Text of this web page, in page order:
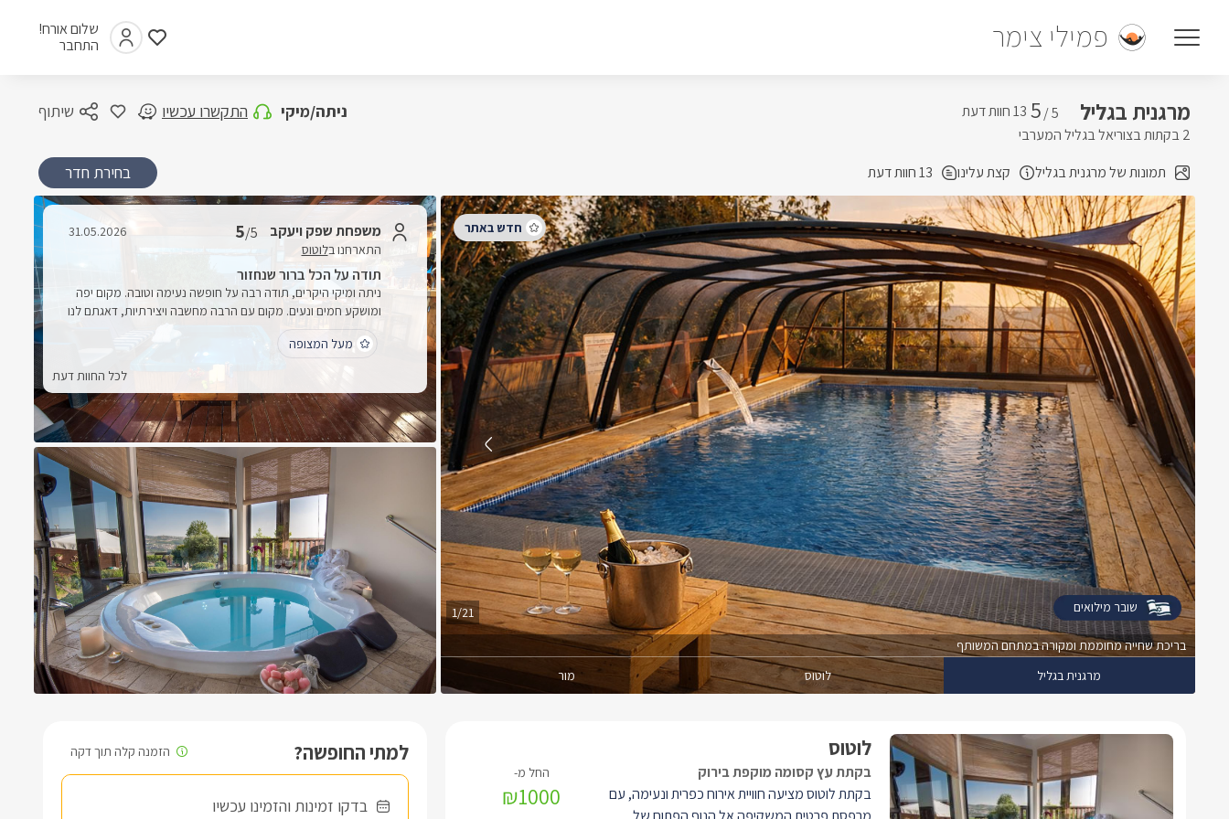
פמילי צימר
שלום אורח!
התחבר
מרגנית בגליל 5 /
5
2 בקתות בצוריאל בגליל המערבי
תמונות של מרגנית בגליל
קצת עלינו 13 חוות דעת
שיתוף ניתה/מיקי התקשרו עכשיו
בחירת חדר
בריכת שחייה מחוממת ומקורה במתחם המשותף
1/21
מרגנית בגליל לוטוס מור
משפחת שפק ויעקב 5/5
התארחנו בלוטוס
31.05.2026
תודה על הכל ברור שנחזור
ניתה ומיקי היקרים, תודה רבה על חופשה נעימה וטובה. מקום יפה
ומושקע חמים ונעים. מקום עם הרבה מחשבה ויצירתיות, דאגתם לנו
לפרטים הכי קטנים וגדולים ובאמת לא היה חסר כלום. שיהיה לכם
בהצלחה בהמשך הדרך תודה על הכל, וברור שנחזור!
מעל המצופה
לכל החוות דעת
שובר מילואים
למתי החופשה?
בדקו זמינות והזמינו עכשיו
לוטוס
בקתת עץ קסומה מוקפת בירוק
בקתת לוטוס מציעה חוויית אירוח כפרית ונעימה, עם
₪1000